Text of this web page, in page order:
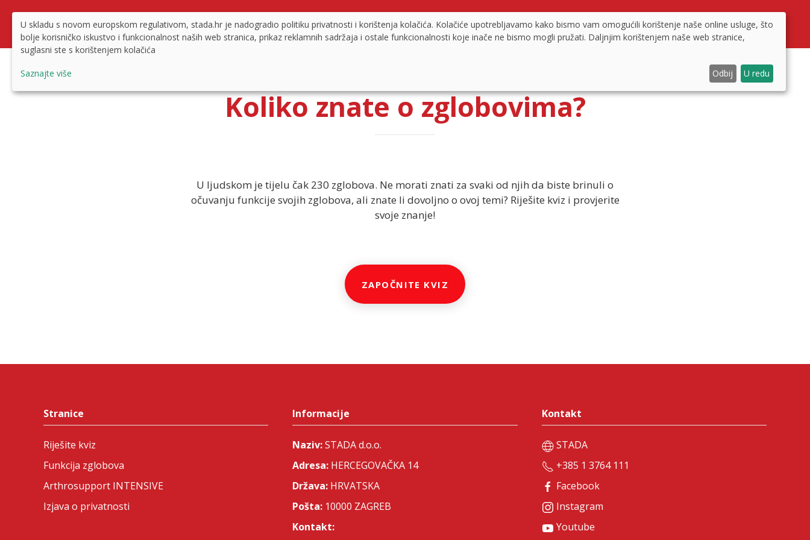
RIJEŠITE KVIZFUNKCIJA ZGLOBOVA ARTHROSUPPORT INTENSIVE
Koliko znate o zglobovima?
U ljudskom je tijelu čak 230 zglobova. Ne morati znati za svaki od njih da biste brinuli o
očuvanju funkcije svojih zglobova, ali znate li dovoljno o ovoj temi? Riješite kviz i provjerite
svoje znanje!
ZAPOČNITE KVIZ
Stranice
Riješite kviz
Funkcija zglobova
Arthrosupport INTENSIVE
Izjava o privatnosti
Informacije
Naziv:STADA d.o.o.
Adresa: HERCEGOVAČKA 14
Država: HRVATSKA
Pošta: 10000 ZAGREB
Kontakt:
Kontakt
STADA
+385 1 3764 111
Facebook
Instagram
Youtube
U skladu s novom europskom regulativom, stada.hr je nadogradio politiku privatnosti i korištenja kolačića. Kolačiće upotrebljavamo kako bismo vam omogućili korištenje naše online usluge, što
bolje korisničko iskustvo i funkcionalnost naših web stranica, prikaz reklamnih sadržaja i ostale funkcionalnosti koje inače ne bismo mogli pružati. Daljnjim korištenjem naše web stranice,
suglasni ste s korištenjem kolačića
Saznajte više Odbij U redu